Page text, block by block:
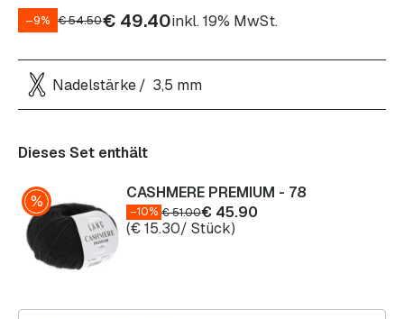
–9% €54.50€ 49.40inkl. 19% MwSt.
Nadelstärke 3,5 mm
Dieses Set enthält
CASHMERE PREMIUM - 78
–10% €51.00€ 45.90
(€15.30/ Stück)